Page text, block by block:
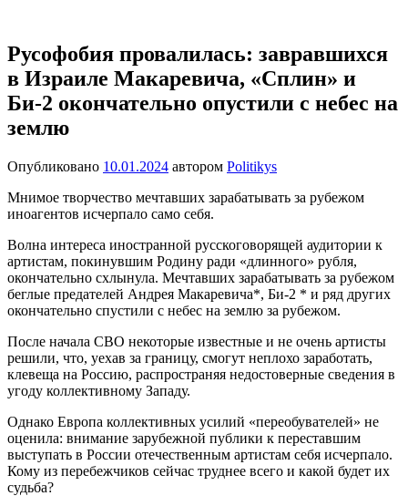
содержимому
один
сайт
на
WordPress
Русофобия провалилась: завравшихся
в Израиле Макаревича, «Сплин» и
Би-2 окончательно опустили с небес на
землю
Опубликовано 10.01.2024 автором Politikys
Мнимое творчество мечтавших зарабатывать за рубежом
иноагентов исчерпало само себя.
Волна интереса иностранной русскоговорящей аудитории к
артистам, покинувшим Родину ради «длинного» рубля,
окончательно схлынула. Мечтавших зарабатывать за рубежом
беглые предателей Андрея Макаревича*, Би-2 * и ряд других
окончательно спустили с небес на землю за рубежом.
После начала СВО некоторые известные и не очень артисты
решили, что, уехав за границу, смогут неплохо заработать,
клевеща на Россию, распространяя недостоверные сведения в
угоду коллективному Западу.
Однако Европа коллективных усилий «переобувателей» не
оценила: внимание зарубежной публики к переставшим
выступать в России отечественным артистам себя исчерпало.
Кому из перебежчиков сейчас труднее всего и какой будет их
судьба?